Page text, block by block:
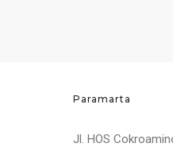
Paramarta
Jl. HOS